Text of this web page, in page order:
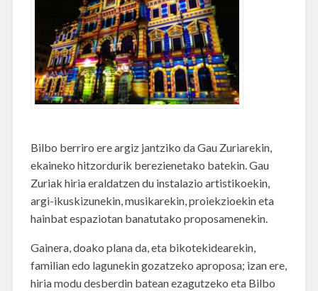
Bilbo berriro ere argiz jantziko da Gau Zuriarekin,
ekaineko hitzordurik berezienetako batekin. Gau
Zuriak hiria eraldatzen du instalazio artistikoekin,
argi-ikuskizunekin, musikarekin, proiekzioekin eta
hainbat espaziotan banatutako proposamenekin.
Gainera, doako plana da, eta bikotekidearekin,
familian edo lagunekin gozatzeko aproposa; izan ere,
hiria modu desberdin batean ezagutzeko eta Bilbo